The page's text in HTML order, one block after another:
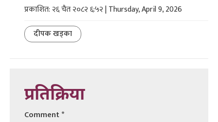
प्रकाशित: २६ चैत २०८२ ६:५२ | Thursday, April 9, 2026
दीपक खड्का
प्रतिक्रिया
Comment*